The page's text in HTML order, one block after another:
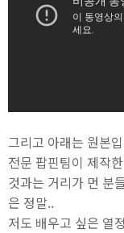
그리고 아래는 원본
전문 팝핀팀이 제작
것과는 거리가 먼 분
은 정말..
저도 배우고 싶은 열